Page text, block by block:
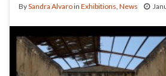
BySandra Alvaroin Exhibitions, News